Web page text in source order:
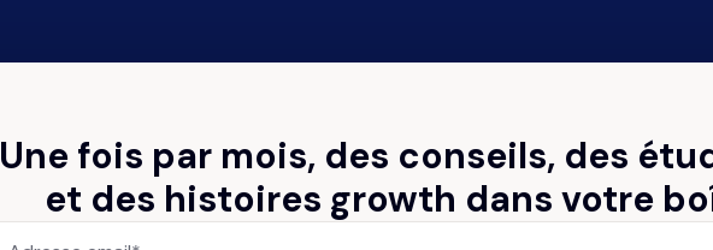
Une fois par mois, des conseils, des
et des histoires growth dans votre